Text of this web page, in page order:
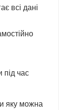
всі дані
час
яку можна